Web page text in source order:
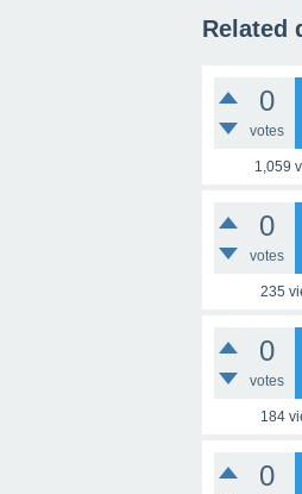
Related
0
votes
1,059
0
votes
235
0
votes
184
0